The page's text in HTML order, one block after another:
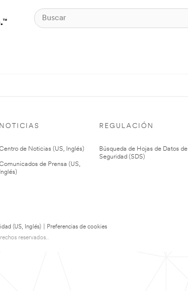
NOTICIAS
de Noticias (US, Inglés)
de Prensa (US,
Inglés)
REGULACIÓN
Búsqueda de Hojas de Datos de
Seguridad (SDS)
(US, Inglés)
Preferencias de cookies
reservados..